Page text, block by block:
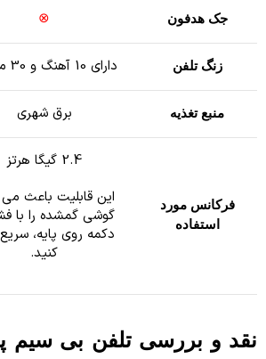
جک هدفون ⊗
زنگ تلفن دارای 10 آهنگ و 30 ملودی
منبع تغذیه برق شهری
فرکانس مورد
استفاده
2.4 گیگا هرتز
این قابلیت باعث
گوشی گمشده را با
دکمه روی پایه،
کنید.
نقد و بررسیتلفن بی سیم